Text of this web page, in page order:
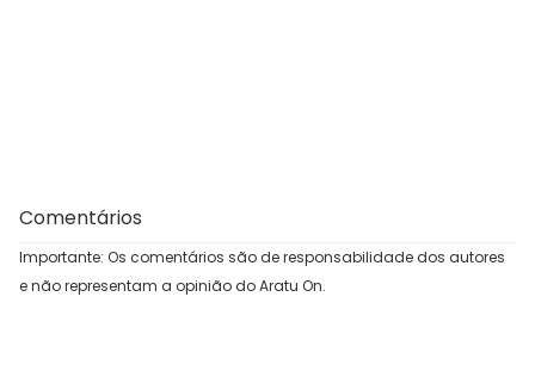
Comentários
Importante: Os comentários são de responsabilidade dos autores
e não representam a opinião do Aratu On.